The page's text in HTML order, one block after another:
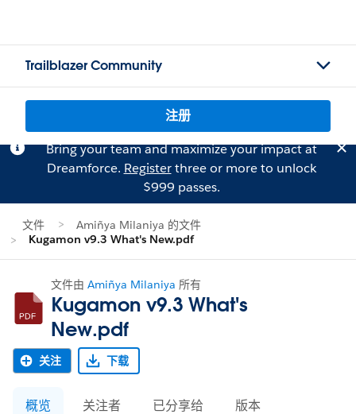
Trailblazer Community
注册
Bring your team and maximize your impact at
Dreamforce. Registerthree or more to unlock
$999 passes.
文件
Amiñya Milaniya 的文件
Kugamon v9.3 What's New.pdf
文件由 Amiñya Milaniya 所有
Kugamon v9.3 What's
New.pdf
关注 下载
概览 关注者 已分享给 版本